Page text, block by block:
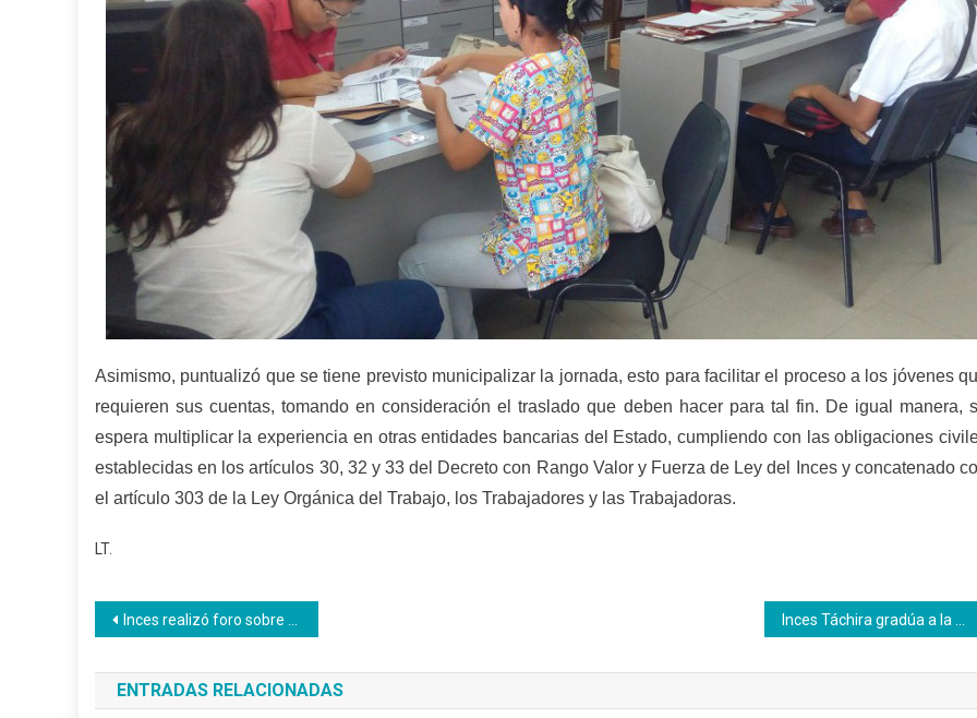
Asimismo, puntualizó que se tiene previsto municipalizar la jornada, esto para facilitar el proceso a los jóvenes
requieren sus cuentas, tomando en consideración el traslado que deben hacer para tal fin. De igual manera,
espera multiplicar la experiencia en otras entidades bancarias del Estado, cumpliendo con las obligaciones
establecidas en los artículos 30, 32 y 33 del Decreto con Rango Valor y Fuerza de Ley del Inces y concatenado
el artículo 303 de la Ley Orgánica del Trabajo, los Trabajadores y las Trabajadoras.
LT.
Navegación
de
entradas
Inces realizó foro sobre inclusión laboral de personas con discapacidad
ENTRADAS RELACIONADAS